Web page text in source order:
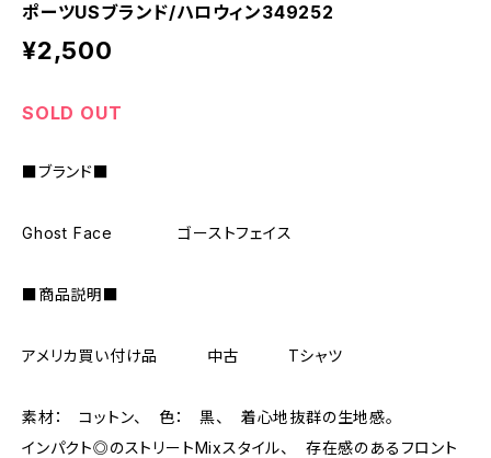
ポーツUSブランド/ハロウィン349252
¥2,500
SOLD OUT
■ブランド■
Ghost Face ゴーストフェイス
■商品説明■
アメリカ買い付け品 中古 Tシャツ
素材： コットン、 色： 黒、 着心地抜群の生地感。
インパクト◎のストリートMixスタイル、 存在感のあるフロント